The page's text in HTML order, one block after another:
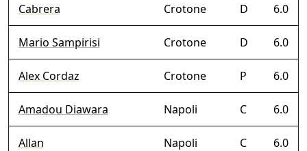
Cabrera Crotone D 6.0
Mario Sampirisi Crotone D 6.0
Alex Cordaz Crotone P 6.0
Amadou Diawara Napoli C 6.0
Allan Napoli C 6.0